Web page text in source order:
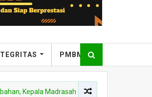
PMBM
Madrasah: “Gas Pol” Hadirkan Inovasi